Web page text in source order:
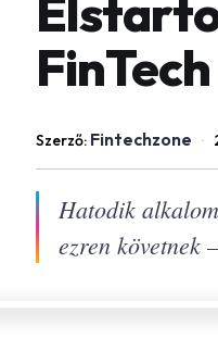
Szerző: Fintechzone ·
Hatodik
ezren követnek